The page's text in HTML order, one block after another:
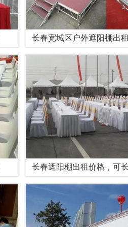
长春宽城区户外遮阳棚出
长春遮阳棚出租价格，可